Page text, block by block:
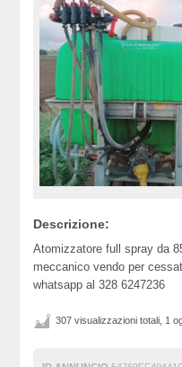
Descrizione:
Atomizzatore full spray da
meccanico vendo per
whatsapp al 328 6247236
307 visualizzazioni totali, 1